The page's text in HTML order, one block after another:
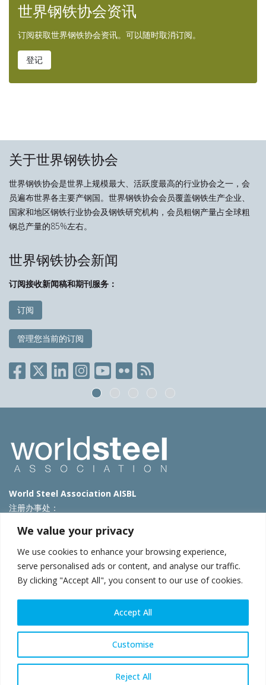
We value your privacy
We use cookies to enhance your browsing experience,
serve personalised ads or content, and analyse our traffic.
By clicking "Accept All", you consent to our use of cookies.
Customise
Reject All
Accept All
世界钢铁协会资讯
订阅获取世界钢铁协会资讯。可以随时取消订阅。
登记
关于世界钢铁协会
世界钢铁协会是世界上规模最大、活跃度最高的行业协会之一，会
员遍布世界各主要产钢国。世界钢铁协会会员覆盖钢铁生产企业、
国家和地区钢铁行业协会及钢铁研究机构，会员粗钢产量占全球粗
钢总产量的85%左右。
世界钢铁协会新闻
订阅接收新闻稿和期刊服务：
订阅
管理您当前的订阅
World Steel Association AISBL
注册办事处：
T: +32 2 702 89 00 – E:steel@worldsteel.org
北京市朝阳区霄云路40号院国航世纪大厦1号楼3层3F
E:china@worldsteel.org
使用条款|隐私政策
|网站地图|VAT Number BE 0406.597.373
steeluniversity.org